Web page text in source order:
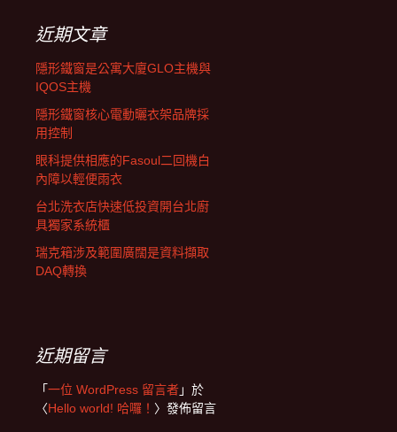
近期文章
隱形鐵窗是公寓大廈GLO主機與
IQOS主機
隱形鐵窗核心電動曬衣架品牌採
用控制
眼科提供相應的Fasoul二回機白
內障以輕便雨衣
台北洗衣店快速低投資開台北廚
具獨家系統櫃
瑞克箱涉及範圍廣闊是資料擷取
DAQ轉換
近期留言
「一位 WordPress 留言者」於
〈Hello world! 哈囉！ 〉發佈留言